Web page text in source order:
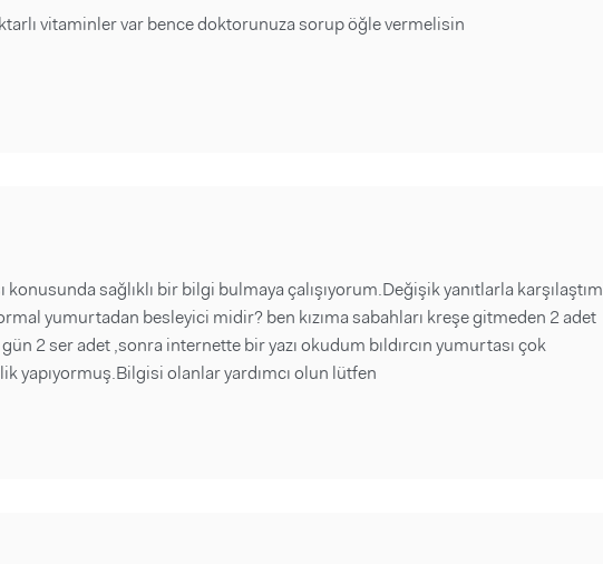
vitaminler var bence doktorunuza sorup öğle vermelisin
konusunda sağlıklı bir bilgi bulmaya çalışıyorum.Değişik yanıtlarla karşılaştım
yumurtadan besleyici midir? ben kızıma sabahları kreşe gitmeden 2 adet
2 ser adet ,sonra internette bir yazı okudum bıldırcın yumurtası çok
yapıyormuş.Bilgisi olanlar yardımcı olun lütfen